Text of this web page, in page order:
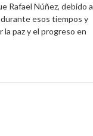
Rafael Núñez, debido a
durante esos tiempos y
paz y el progreso en